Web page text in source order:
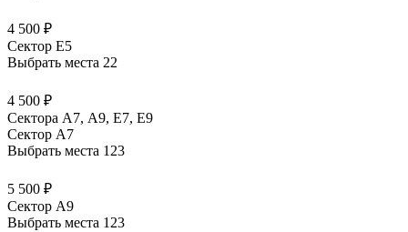
4 500 ₽
Сектор E5
Выбрать места 22
4 500 ₽
Сектора А7, А9, Е7, Е9
Сектор A7
Выбрать места 123
5 500 ₽
Сектор A9
Выбрать места 123